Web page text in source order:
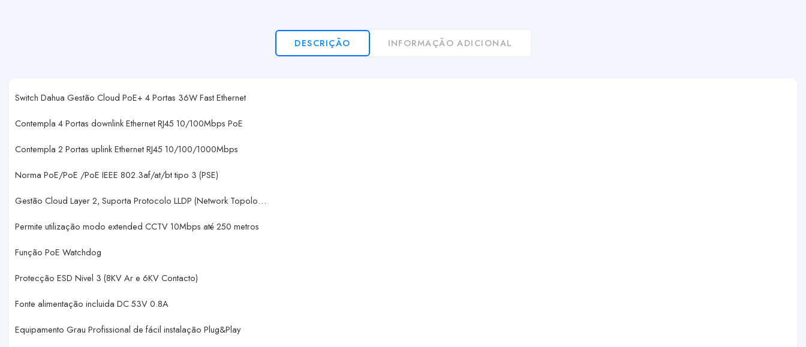
DESCRIÇÃO INFORMAÇÃO ADICIONAL
Switch Dahua Gestão Cloud PoE+ 4 Portas 36W Fast Ethernet
Contempla 4 Portas downlink Ethernet RJ45 10/100Mbps PoE
Contempla 2 Portas uplink Ethernet RJ45 10/100/1000Mbps
Norma PoE/PoE /PoE IEEE 802.3af/at/bt tipo 3 (PSE)
Gestão Cloud Layer 2, Suporta Protocolo LLDP (Network Topolo…
Permite utilização modo extended CCTV 10Mbps até 250 metros
Função PoE Watchdog
Protecção ESD Nivel 3 (8KV Ar e 6KV Contacto)
Fonte alimentação incluida DC 53V 0.8A
Equipamento Grau Profissional de fácil instalação Plug&Play